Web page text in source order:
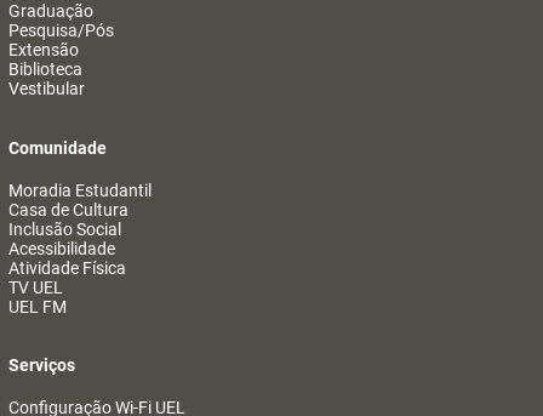
Graduação
Pesquisa/Pós
Extensão
Biblioteca
Vestibular
Comunidade
Moradia Estudantil
Casa de Cultura
Inclusão Social
Acessibilidade
Atividade Física
TV UEL
UEL FM
Serviços
Configuração Wi-Fi UEL